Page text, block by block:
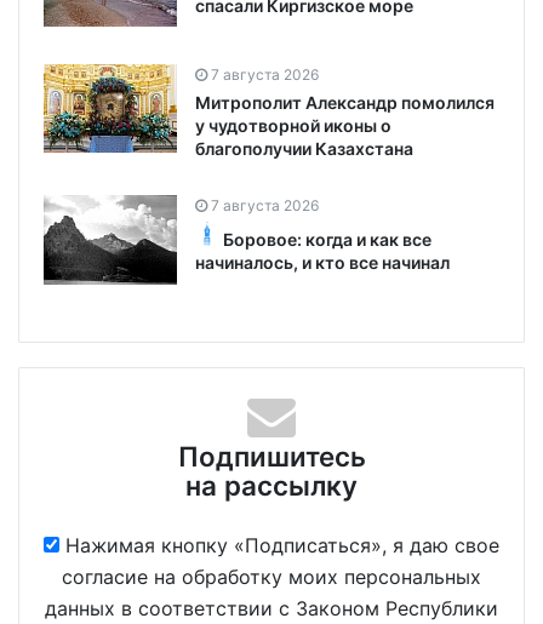
спасали Киргизское море
7 августа 2026
Митрополит Александр помолился
у чудотворной иконы о
благополучии Казахстана
7 августа 2026
Боровое: когда и как все
начиналось, и кто все начинал
Подпишитесь
на рассылку
Нажимая кнопку «Подписаться», я даю свое
согласие на обработку моих персональных
данных в соответствии с Законом Республики